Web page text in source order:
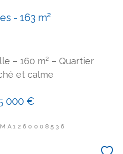
- 163 m²
– 160 m² – Quartier
et calme
000 €
DE COEUR